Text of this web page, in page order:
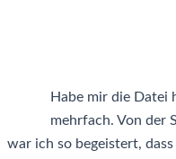
Habe mir die Datei
mehrfach. Von der
war ich so begeistert,